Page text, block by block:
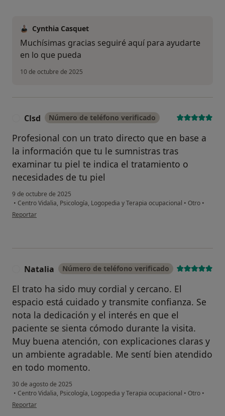
Cynthia Casquet
Muchísimas gracias seguiré aquí para ayudarte
en lo que pueda
10 de octubre de 2025
Clsd Número de teléfono verificado
Profesional con un trato directo que en base a
la información que tu le sumnistras tras
examinar tu piel te indica el tratamiento o
necesidades de tu piel
9 de octubre de 2025
• Centro Vidalia, Psicología, Logopedia y Terapia ocupacional • Otro •
en opinión del usuario Clsd
Reportar
Natalia Número de teléfono verificado
El trato ha sido muy cordial y cercano. El
espacio está cuidado y transmite confianza. Se
nota la dedicación y el interés en que el
paciente se sienta cómodo durante la visita.
Muy buena atención, con explicaciones claras y
un ambiente agradable. Me sentí bien atendido
en todo momento.
30 de agosto de 2025
• Centro Vidalia, Psicología, Logopedia y Terapia ocupacional • Otro •
en opinión del usuario Natalia
Reportar